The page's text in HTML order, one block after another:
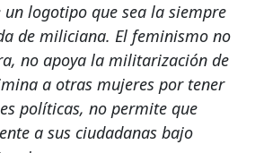
un logotipo que sea la siempre
de miliciana. El feminismo no
no apoya la militarización de
a otras mujeres por tener
políticas, no permite que
a sus ciudadanas bajo